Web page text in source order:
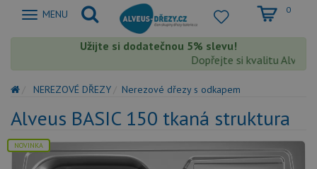
Zobrazit
MENU 0
Užijte si dodatečnou 5% slevu!
Dopřejte si kvalitu Alveus
NEREZOVÉ DŘEZY Nerezové dřezy s odkapem
Alveus BASIC 150 tkaná struktura
NOVINKA